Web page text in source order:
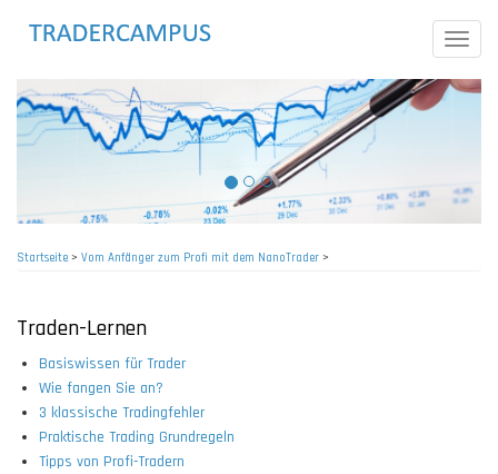
Toggle
Startseite> Vom Anfänger zum Profi mit dem NanoTrader >
Traden-Lernen
Basiswissen für Trader
Wie fangen Sie an?
3 klassische Tradingfehler
Praktische Trading Grundregeln
Tipps von Profi-Tradern